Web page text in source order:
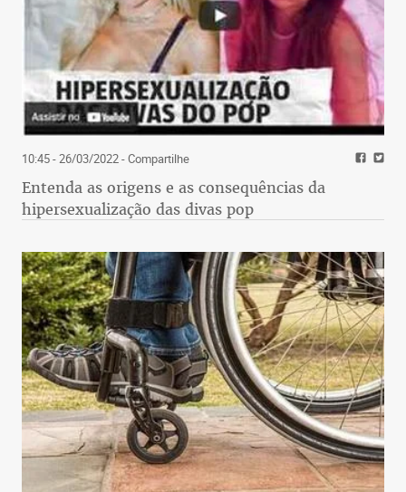
10:45 - 26/03/2022- Compartilhe
Entenda as origens e as consequências da
hipersexualização das divas pop